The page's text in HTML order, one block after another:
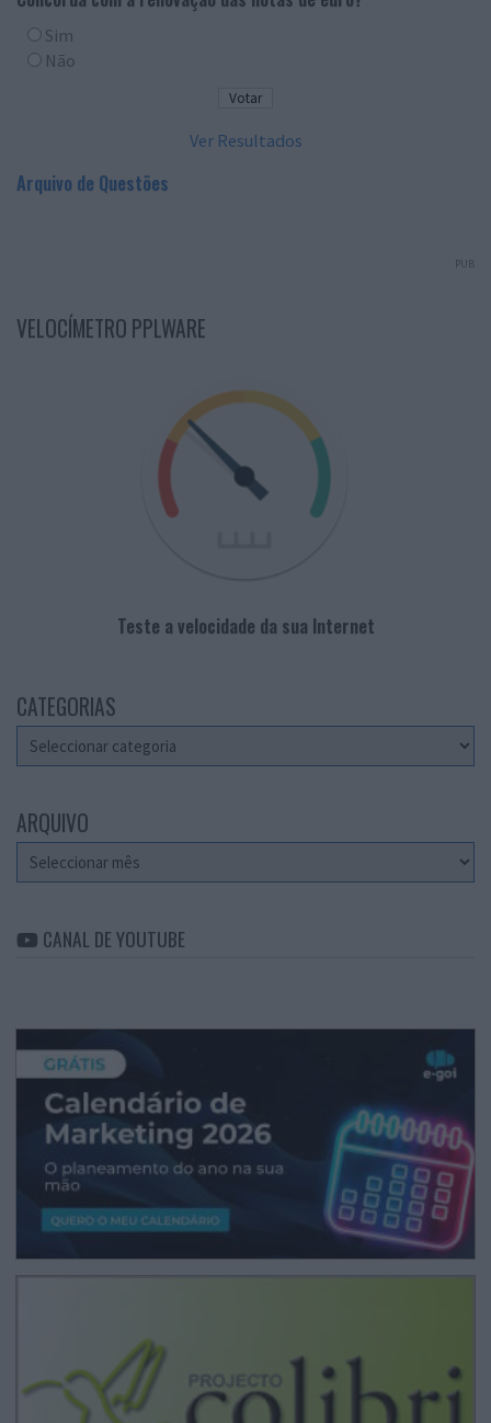
Sim
Não
Ver Resultados
Arquivo de Questões
PUB
VELOCÍMETRO PPLWARE
Teste a velocidade da sua Internet
CATEGORIAS
Categorias
ARQUIVO
Arquivo
CANAL DE YOUTUBE